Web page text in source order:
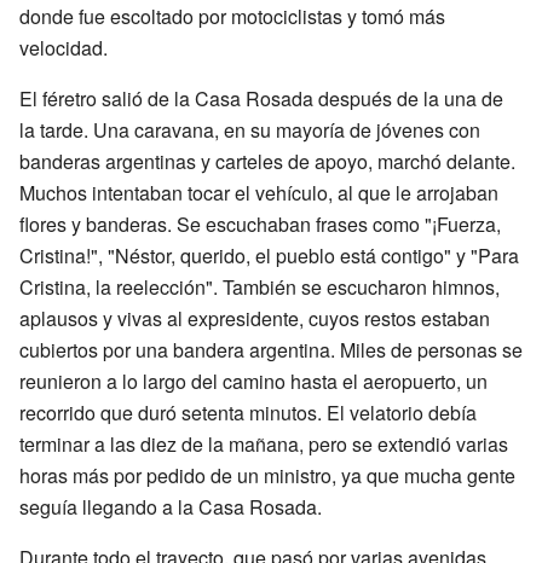
donde fue escoltado por motociclistas y tomó más
velocidad.
El féretro salió de la Casa Rosada después de la una de
la tarde. Una caravana, en su mayoría de jóvenes con
banderas argentinas y carteles de apoyo, marchó delante.
Muchos intentaban tocar el vehículo, al que le arrojaban
flores y banderas. Se escuchaban frases como "¡Fuerza,
Cristina!", "Néstor, querido, el pueblo está contigo" y "Para
Cristina, la reelección". También se escucharon himnos,
aplausos y vivas al expresidente, cuyos restos estaban
cubiertos por una bandera argentina. Miles de personas se
reunieron a lo largo del camino hasta el aeropuerto, un
recorrido que duró setenta minutos. El velatorio debía
terminar a las diez de la mañana, pero se extendió varias
horas más por pedido de un ministro, ya que mucha gente
seguía llegando a la Casa Rosada.
Durante todo el trayecto, que pasó por varias avenidas